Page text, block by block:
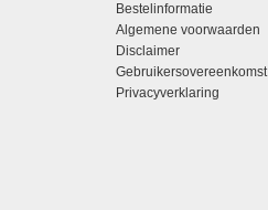
Bestelinformatie
Algemene voorwaarden
Disclaimer
Gebruikersovereenkomst
Privacyverklaring